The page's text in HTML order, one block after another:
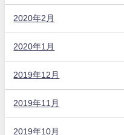
2020年2月
2020年1月
2019年12月
2019年11月
2019年10月